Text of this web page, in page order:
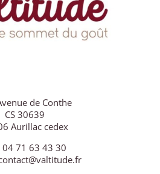
de Conthe
CS 30639
Aurillac cedex
04 71 63 43 30‬